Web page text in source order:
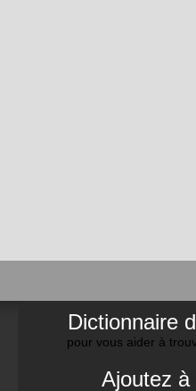
Dictionnaire
pour vous aider à
Ajoutez à